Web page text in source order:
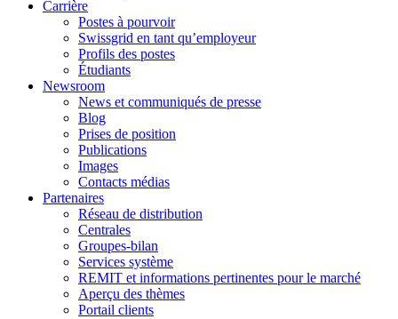
Carrière
Postes à pourvoir
Swissgrid en tant qu’employeur
Profils des postes
Étudiants
Newsroom
News et communiqués de presse
Blog
Prises de position
Publications
Images
Contacts médias
Partenaires
Réseau de distribution
Centrales
Groupes-bilan
Services système
REMIT et informations pertinentes pour le marché
Aperçu des thèmes
Portail clients